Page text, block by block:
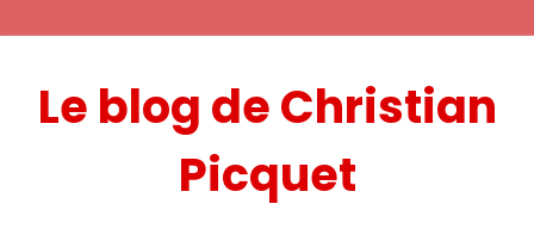
Le blog de Christian
Picquet